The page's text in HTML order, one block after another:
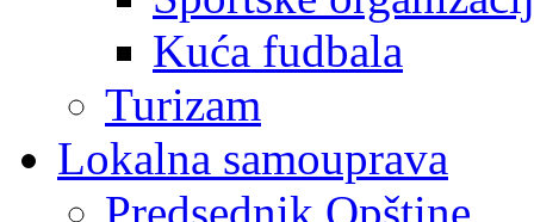
Kuća fudbala
Turizam
Lokalna samouprava
Predsednik Opštine